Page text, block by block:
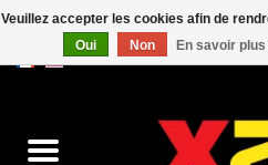
Veuillez accepter les cookies afin de
Oui
Non En savoir